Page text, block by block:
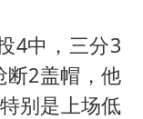
4中，三分3
断2盖帽，他
别是上场低